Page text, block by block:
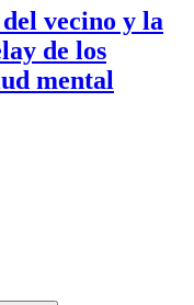
vecino y la
de los
mental